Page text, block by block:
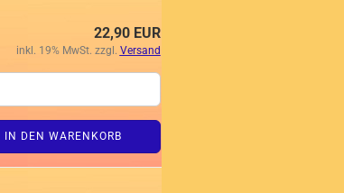
22,90 EUR
inkl. 19% MwSt. zzgl. Versand
IN DEN WARENKORB